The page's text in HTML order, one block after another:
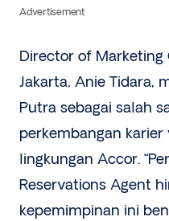
Advertisement
Director of
Jakarta, Anie Tidara,
Putra sebagai salah
perkembangan
lingkungan Accor.
Reservations Agent
kepemimpinan ini